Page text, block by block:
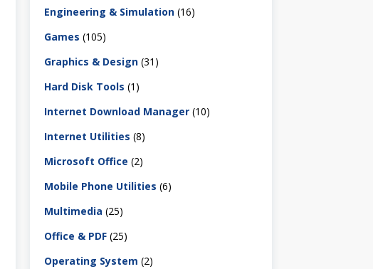
Engineering & Simulation (16)
Games (105)
Graphics & Design (31)
Hard Disk Tools (1)
Internet Download Manager (10)
Internet Utilities (8)
Microsoft Office (2)
Mobile Phone Utilities (6)
Multimedia (25)
Office & PDF (25)
Operating System (2)